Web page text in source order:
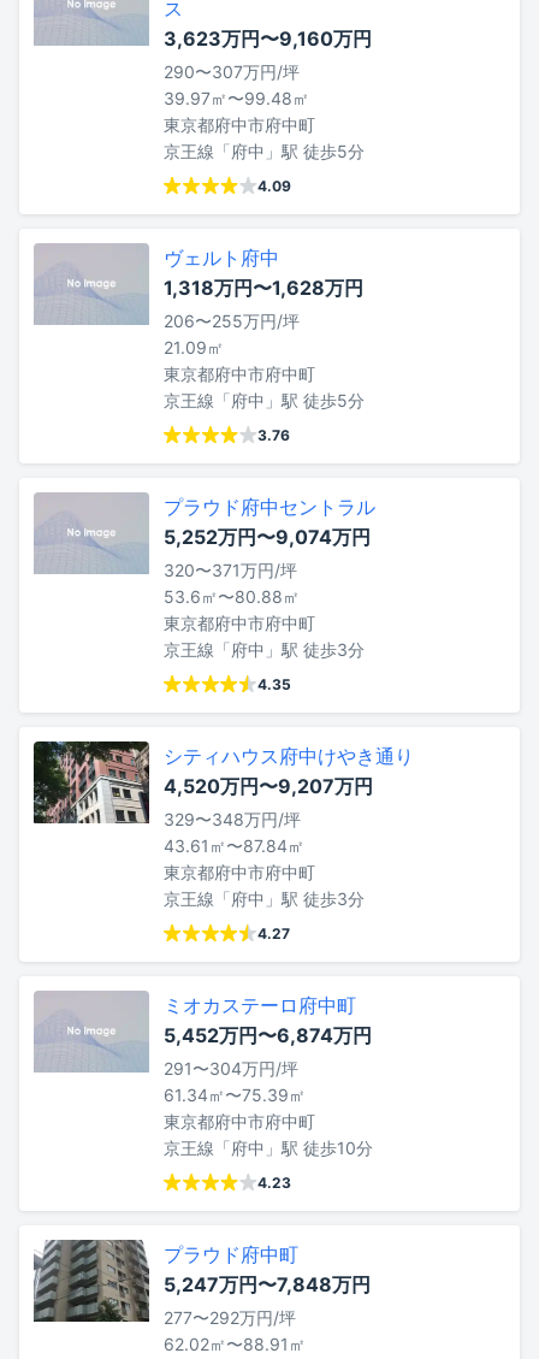
ス
3,623万円〜9,160万円
290〜307万円/坪
39.97㎡〜99.48㎡
東京都府中市府中町
京王線「府中」駅 徒歩5分
4.09
ヴェルト府中
1,318万円〜1,628万円
206〜255万円/坪
21.09㎡
東京都府中市府中町
京王線「府中」駅 徒歩5分
3.76
プラウド府中セントラル
5,252万円〜9,074万円
320〜371万円/坪
53.6㎡〜80.88㎡
東京都府中市府中町
京王線「府中」駅 徒歩3分
4.35
シティハウス府中けやき通り
4,520万円〜9,207万円
329〜348万円/坪
43.61㎡〜87.84㎡
東京都府中市府中町
京王線「府中」駅 徒歩3分
4.27
ミオカステーロ府中町
5,452万円〜6,874万円
291〜304万円/坪
61.34㎡〜75.39㎡
東京都府中市府中町
京王線「府中」駅 徒歩10分
4.23
プラウド府中町
5,247万円〜7,848万円
277〜292万円/坪
62.02㎡〜88.91㎡